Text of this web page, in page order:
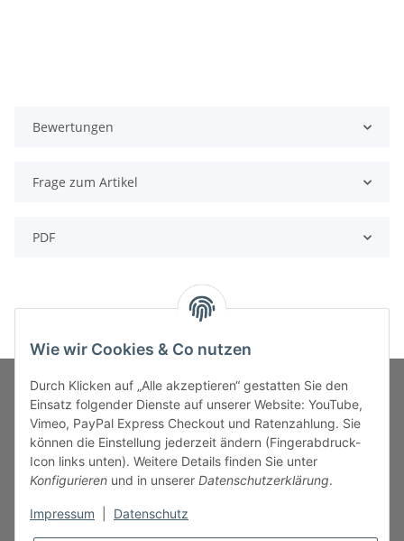
Bewertungen
Frage zum Artikel
PDF
MARKENWELT
SERVICE
INFORMATIONEN
Wie wir Cookies & Co nutzen
Durch Klicken auf „Alle akzeptieren“ gestatten Sie den
Einsatz folgender Dienste auf unserer Website: YouTube,
Vimeo, PayPal Express Checkout und Ratenzahlung. Sie
können die Einstellung jederzeit ändern (Fingerabdruck-
Icon links unten). Weitere Details finden Sie unter
Konfigurieren und in unserer Datenschutzerklärung.
Impressum Datenschutz